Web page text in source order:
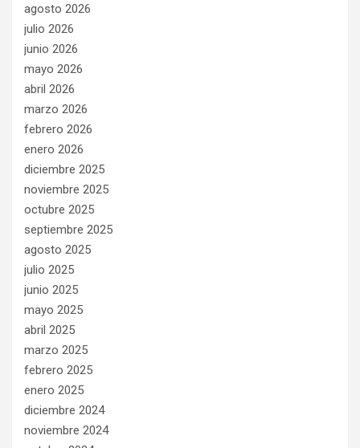
agosto 2026
julio 2026
junio 2026
mayo 2026
abril 2026
marzo 2026
febrero 2026
enero 2026
diciembre 2025
noviembre 2025
octubre 2025
septiembre 2025
agosto 2025
julio 2025
junio 2025
mayo 2025
abril 2025
marzo 2025
febrero 2025
enero 2025
diciembre 2024
noviembre 2024